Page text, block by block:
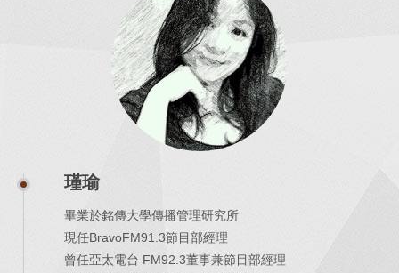
瑾瑜
畢業於銘傳大學傳播管理研究所
現任BravoFM91.3節目部經理
曾任亞太電台 FM92.3董事兼節目部經理